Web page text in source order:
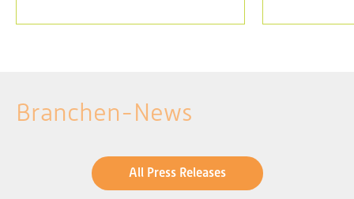
Branchen-News
All Press Releases